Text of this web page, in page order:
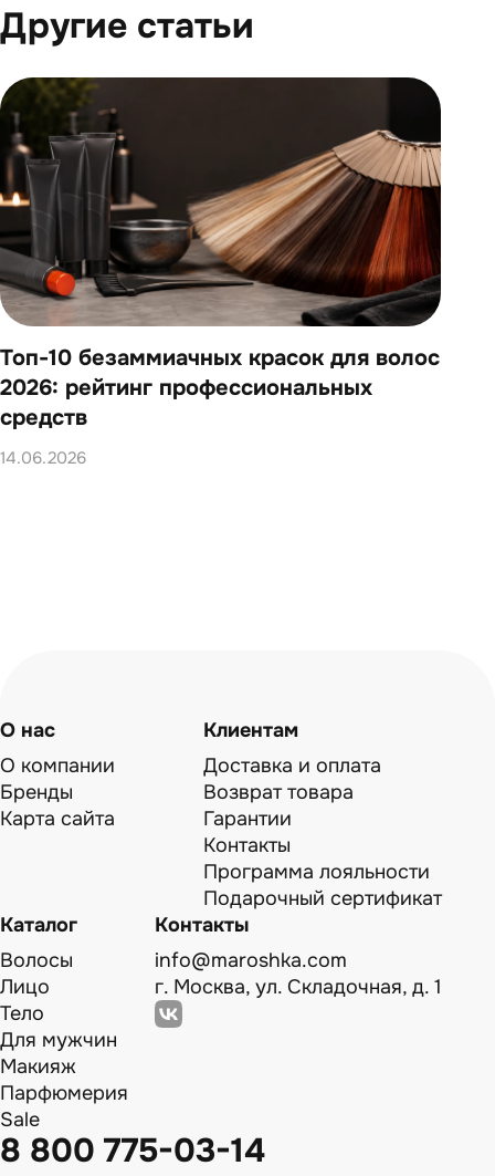
Другие статьи
Топ-10 безаммиачных красок для волос
2026: рейтинг профессиональных
средств
14.06.2026
О нас
О компании
Бренды
Карта сайта
Клиентам
Доставка и оплата
Возврат товара
Гарантии
Контакты
Программа лояльности
Подарочный сертификат
Каталог
Волосы
Лицо
Тело
Для мужчин
Макияж
Парфюмерия
Sale
Контакты
info@maroshka.com
г. Москва, ул. Складочная, д. 1
8 800 775-03-14